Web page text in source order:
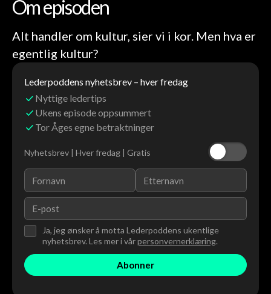
Om episoden
Alt handler om kultur, sier vi i kor. Men hva er
egentlig kultur?
Lederpoddens nyhetsbrev – hver fredag
Nyttige ledertips
Ukens episode oppsummert
Tor Åges egne betraktninger
Nyhetsbrev | Hver fredag | Gratis
Ja, jeg ønsker å motta Lederpoddens ukentlige
nyhetsbrev. Les mer i vårpersonvernerklæring.